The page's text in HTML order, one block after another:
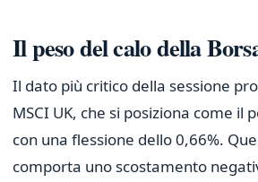
Il peso del calo della
Il dato più critico della sessione
MSCI UK, che si posiziona come
con una flessione dello 0,66%.
comporta uno scostamento